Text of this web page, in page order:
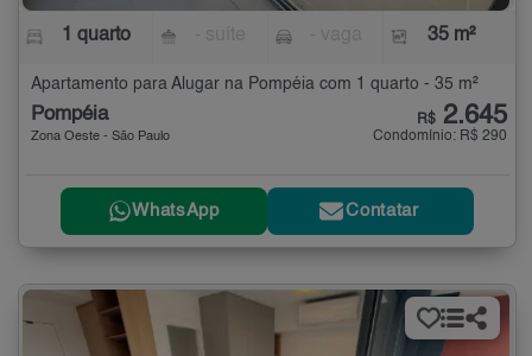
1 quarto 35 m²
Apartamento para Alugar na Pompéia com 1 quarto - 35 m²
Pompéia
Zona Oeste - São Paulo
R$ 2.645
Condomínio: R$ 290
WhatsApp Contatar